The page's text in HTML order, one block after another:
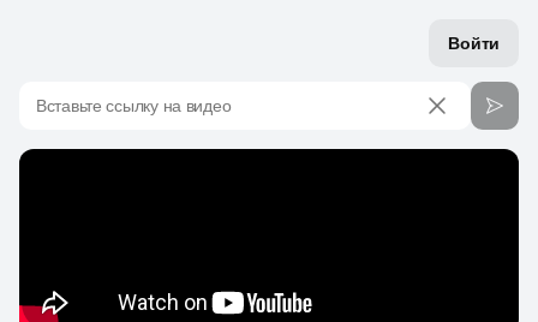
Войти
Вставьте ссылку на видео